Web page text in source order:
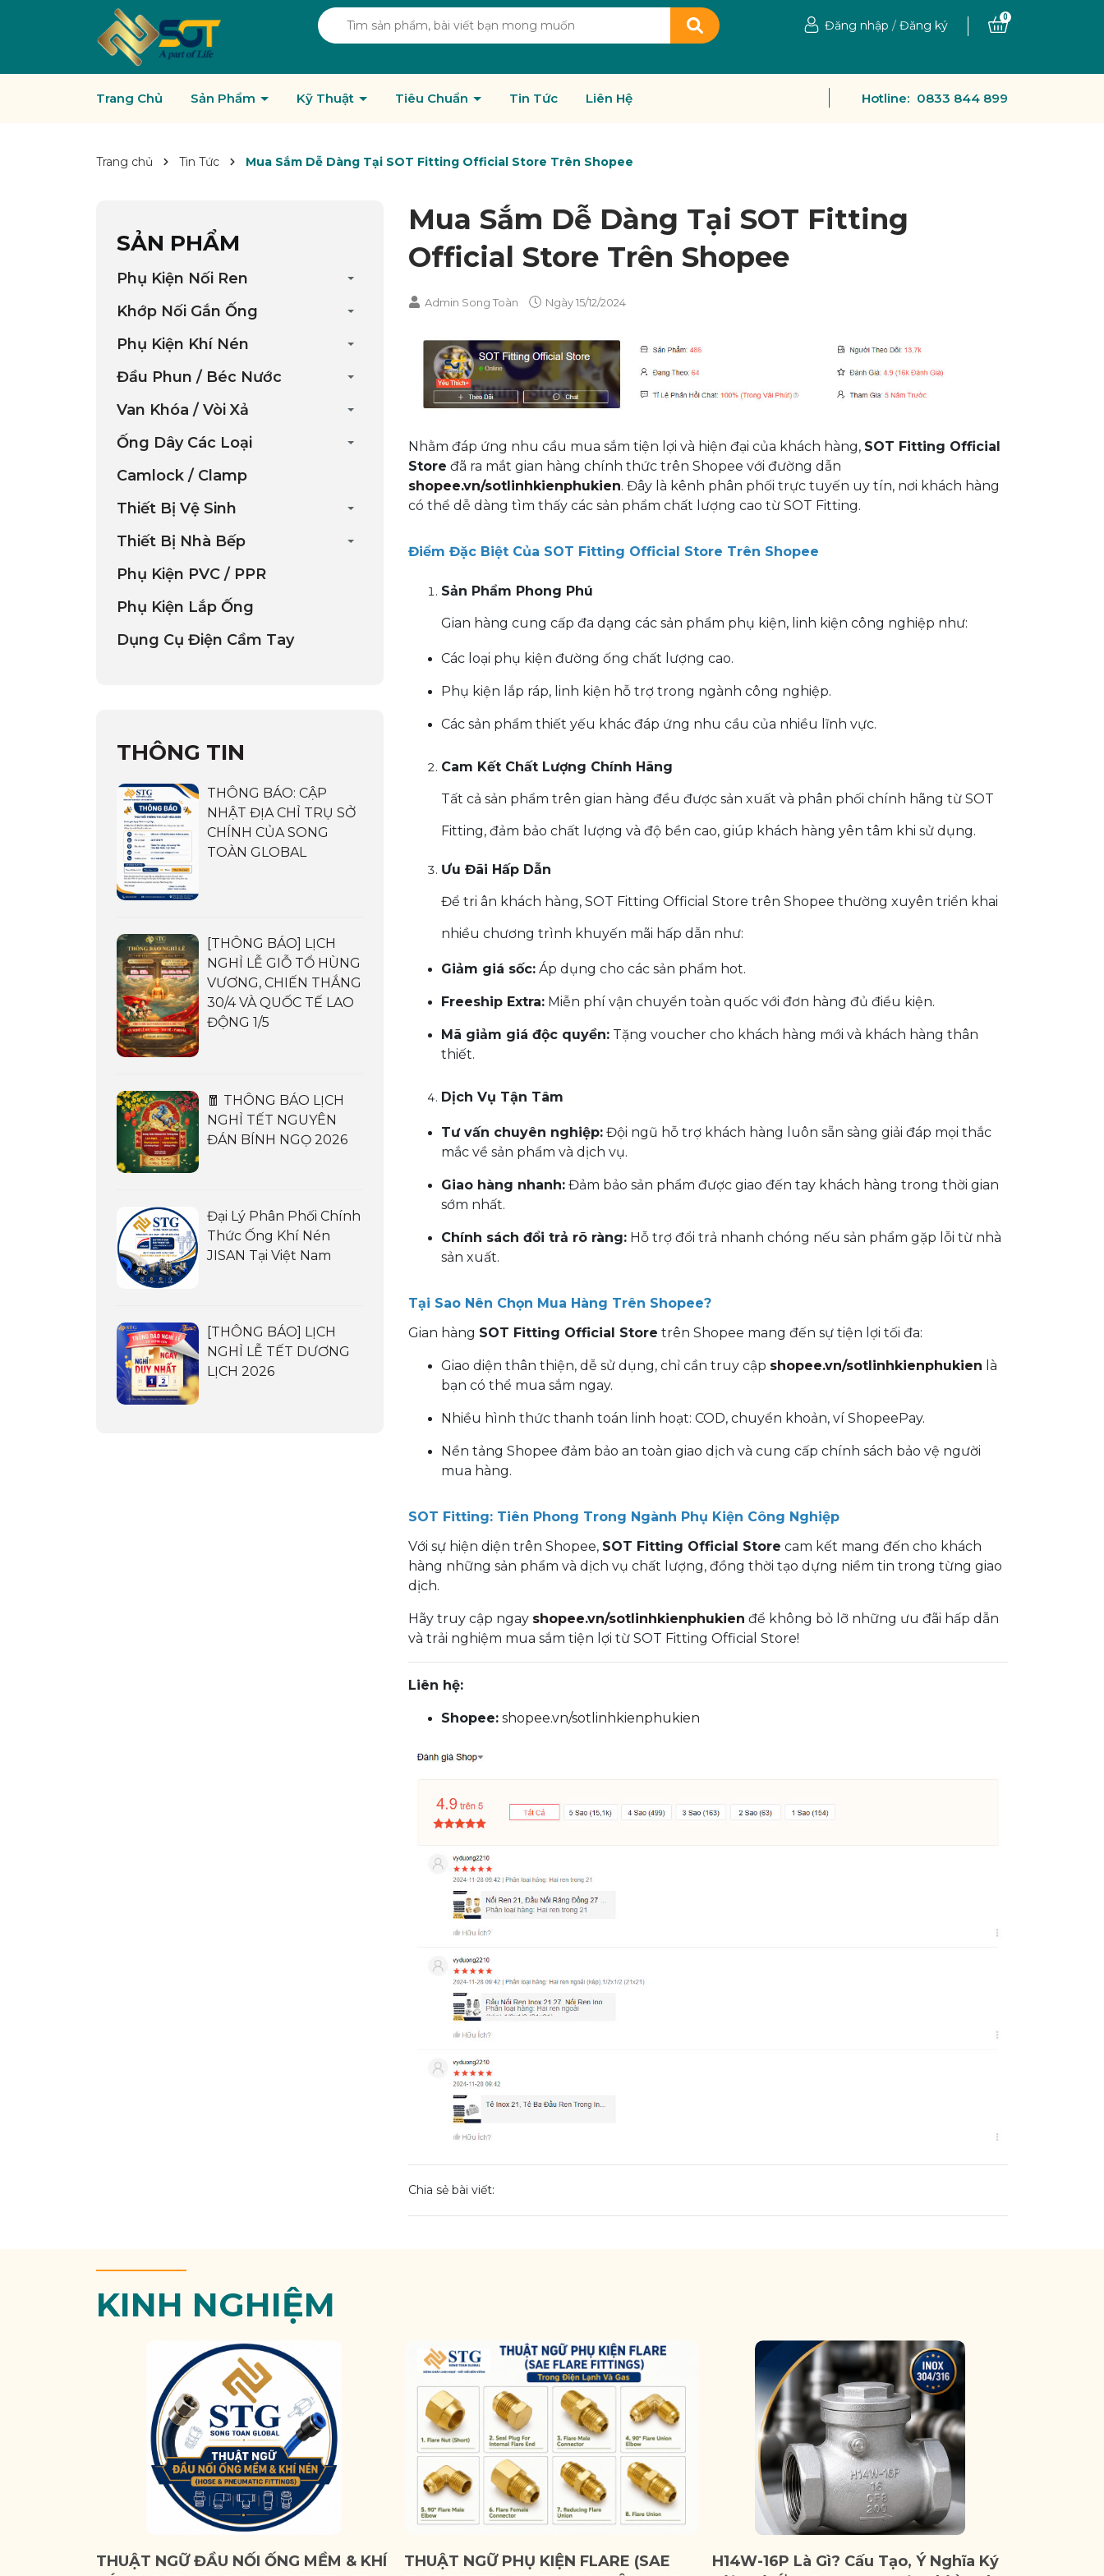
Đăng nhập / Đăng ký
0
Trang Chủ Sản Phẩm Kỹ Thuật Tiêu Chuẩn Tin Tức Liên Hệ Hotline: 0833 844 899
Trang chủ Tin Tức Mua Sắm Dễ Dàng Tại SOT Fitting Official Store Trên Shopee
Mua Sắm Dễ Dàng Tại SOT Fitting
Official Store Trên Shopee
Admin Song Toàn Ngày15/12/2024
Nhằm đáp ứng nhu cầu mua sắm tiện lợi và hiện đại của khách hàng, SOT Fitting Official
Store đã ra mắt gian hàng chính thức trên Shopee với đường dẫn
shopee.vn/sotlinhkienphukien. Đây là kênh phân phối trực tuyến uy tín, nơi khách hàng
có thể dễ dàng tìm thấy các sản phẩm chất lượng cao từ SOT Fitting.
Điểm Đặc Biệt Của SOT Fitting Official Store Trên Shopee
Sản Phẩm Phong Phú
Gian hàng cung cấp đa dạng các sản phẩm phụ kiện, linh kiện công nghiệp như:
Các loại phụ kiện đường ống chất lượng cao.
Phụ kiện lắp ráp, linh kiện hỗ trợ trong ngành công nghiệp.
Các sản phẩm thiết yếu khác đáp ứng nhu cầu của nhiều lĩnh vực.
Cam Kết Chất Lượng Chính Hãng
Tất cả sản phẩm trên gian hàng đều được sản xuất và phân phối chính hãng từ SOT
Fitting, đảm bảo chất lượng và độ bền cao, giúp khách hàng yên tâm khi sử dụng.
Ưu Đãi Hấp Dẫn
Để tri ân khách hàng, SOT Fitting Official Store trên Shopee thường xuyên triển khai
nhiều chương trình khuyến mãi hấp dẫn như:
Giảm giá sốc: Áp dụng cho các sản phẩm hot.
Freeship Extra: Miễn phí vận chuyển toàn quốc với đơn hàng đủ điều kiện.
Mã giảm giá độc quyền: Tặng voucher cho khách hàng mới và khách hàng thân
thiết.
Dịch Vụ Tận Tâm
Tư vấn chuyên nghiệp: Đội ngũ hỗ trợ khách hàng luôn sẵn sàng giải đáp mọi thắc
mắc về sản phẩm và dịch vụ.
Giao hàng nhanh: Đảm bảo sản phẩm được giao đến tay khách hàng trong thời gian
sớm nhất.
Chính sách đổi trả rõ ràng: Hỗ trợ đổi trả nhanh chóng nếu sản phẩm gặp lỗi từ nhà
sản xuất.
Tại Sao Nên Chọn Mua Hàng Trên Shopee?
Gian hàng SOT Fitting Official Store trên Shopee mang đến sự tiện lợi tối đa:
Giao diện thân thiện, dễ sử dụng, chỉ cần truy cập shopee.vn/sotlinhkienphukien là
bạn có thể mua sắm ngay.
Nhiều hình thức thanh toán linh hoạt: COD, chuyển khoản, ví ShopeePay.
Nền tảng Shopee đảm bảo an toàn giao dịch và cung cấp chính sách bảo vệ người
mua hàng.
SOT Fitting: Tiên Phong Trong Ngành Phụ Kiện Công Nghiệp
Với sự hiện diện trên Shopee, SOT Fitting Official Store cam kết mang đến cho khách
hàng những sản phẩm và dịch vụ chất lượng, đồng thời tạo dựng niềm tin trong từng giao
dịch.
Hãy truy cập ngay shopee.vn/sotlinhkienphukien để không bỏ lỡ những ưu đãi hấp dẫn
và trải nghiệm mua sắm tiện lợi từ SOT Fitting Official Store!
Liên hệ:
Shopee: shopee.vn/sotlinhkienphukien
Chia sẻ bài viết:
SẢN PHẨM
Phụ Kiện Nối Ren
Khớp Nối Gắn Ống
Phụ Kiện Khí Nén
Đầu Phun / Béc Nước
Van Khóa / Vòi Xả
Ống Dây Các Loại
Camlock / Clamp
Thiết Bị Vệ Sinh
Thiết Bị Nhà Bếp
Phụ Kiện PVC / PPR
Phụ Kiện Lắp Ống
Dụng Cụ Điện Cầm Tay
THÔNG TIN
THÔNG BÁO: CẬP
NHẬT ĐỊA CHỈ TRỤ SỞ
CHÍNH CỦA SONG
TOÀN GLOBAL
[THÔNG BÁO] LỊCH
NGHỈ LỄ GIỖ TỔ HÙNG
VƯƠNG, CHIẾN THẮNG
30/4 VÀ QUỐC TẾ LAO
ĐỘNG 1/5
🧧 THÔNG BÁO LỊCH
NGHỈ TẾT NGUYÊN
ĐÁN BÍNH NGỌ 2026
Đại Lý Phân Phối Chính
Thức Ống Khí Nén
JISAN Tại Việt Nam
[THÔNG BÁO] LỊCH
NGHỈ LỄ TẾT DƯƠNG
LỊCH 2026
KINH NGHIỆM
THUẬT NGỮ ĐẦU NỐI ỐNG MỀM & KHÍ
THUẬT NGỮ PHỤ KIỆN FLARE (SAE
H14W-16P Là Gì? Cấu Tạo, Ý Nghĩa Ký